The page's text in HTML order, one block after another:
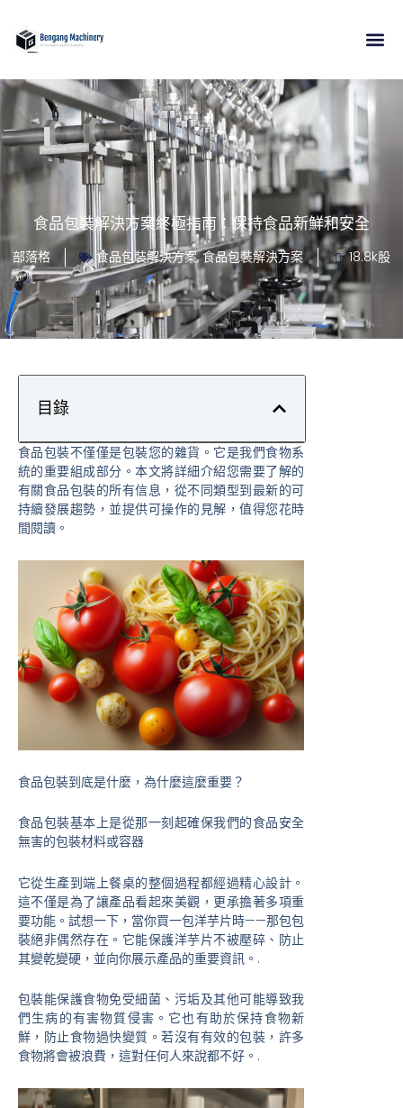
容
食品包裝解決方案終極指南：保持食品新鮮和安全
部落格 食品包裝解決方案,食品包裝解決方案 18.8k股
目錄
食品包裝不僅僅是包裝您的雜貨。它是我們食物系
統的重要組成部分。本文將詳細介紹您需要了解的
有關食品包裝的所有信息，從不同類型到最新的可
持續發展趨勢，並提供可操作的見解，值得您花時
間閱讀。
食品包裝到底是什麼，為什麼這麼重要？
食品包裝基本上是從那一刻起確保我們的食品安全
無害的包裝材料或容器
它從生產到端上餐桌的整個過程都經過精心設計。
這不僅是為了讓產品看起來美觀，更承擔著多項重
要功能。試想一下，當你買一包洋芋片時——那包包
裝絕非偶然存在。它能保護洋芋片不被壓碎、防止
其變乾變硬，並向你展示產品的重要資訊。.
包裝能保護食物免受細菌、污垢及其他可能導致我
們生病的有害物質侵害。它也有助於保持食物新
鮮，防止食物過快變質。若沒有有效的包裝，許多
食物將會被浪費，這對任何人來說都不好。.